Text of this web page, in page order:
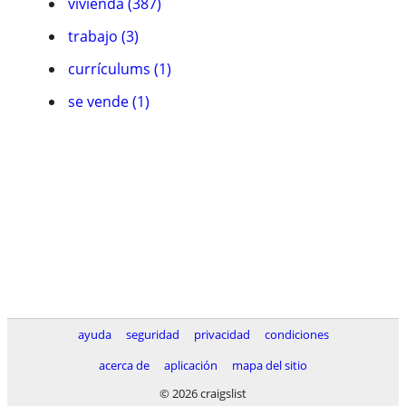
trabajo (3)
currículums (1)
se vende (1)
ayuda seguridad privacidad
condiciones
acerca de
aplicación
mapa del sitio
© 2026 craigslist